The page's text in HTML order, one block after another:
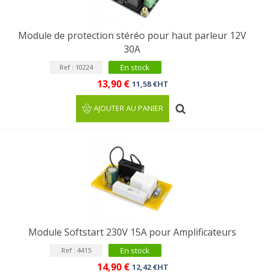
Module de protection stéréo pour haut parleur 12V
30A
Ref : 10224 En stock
13,90 € 11,58 €HT
AJOUTER AU PANIER
Module Softstart 230V 15A pour Amplificateurs
Ref : 4415 En stock
14,90 € 12,42 €HT